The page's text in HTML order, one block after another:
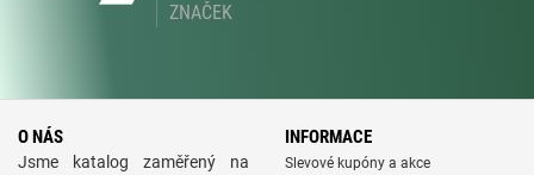
ZNAČEK
O NÁS
Jsme katalog zaměřený na
INFORMACE
Slevové kupóny a akce